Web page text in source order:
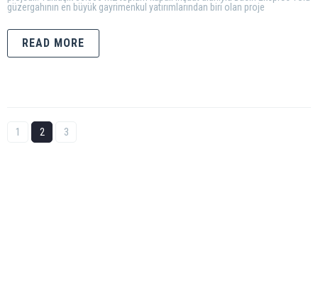
güzergahının en büyük gayrimenkul yatırımlarından biri olan proje
READ MORE
1 2 3